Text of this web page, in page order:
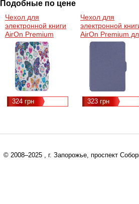
Подобные по цене
Чехол для
электронной книги
AirOn Premium
PocketBook
606/628/633 picture
6 butterfly
(4821784622281)
324 грн
Чехол для
электронной
AirOn Premium
Amazon Kindle 6
(4822356754502)
323 грн
© 2008–2025 , г. Запорожье, проспект